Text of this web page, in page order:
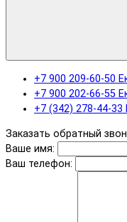
+7 900 209-60-50
+7 900 202-66-55
+7 (342) 278-44-33
Заказать обратный
Ваше имя:
Ваш телефон: